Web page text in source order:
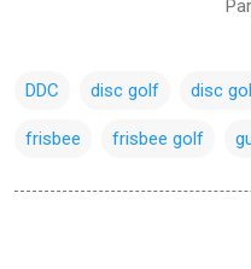
DDC disc golf disc
frisbee frisbee golf